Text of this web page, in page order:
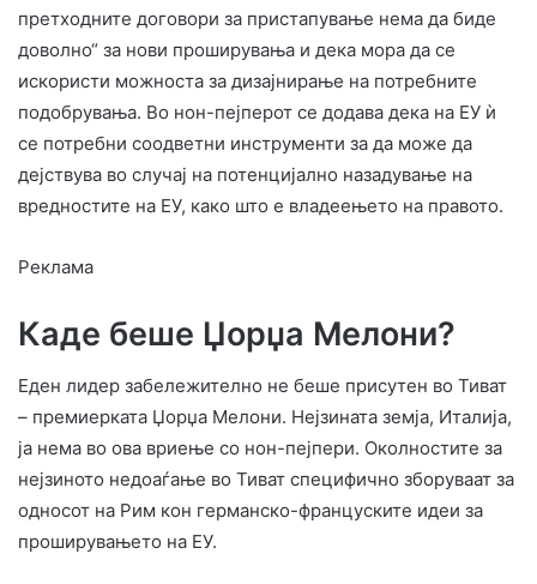
претходните договори за пристапување нема да биде
доволно“ за нови проширувања и дека мора да се
искористи можноста за дизајнирање на потребните
подобрувања. Во нон-пејперот се додава дека на ЕУ ѝ
се потребни соодветни инструменти за да може да
дејствува во случај на потенцијално назадување на
вредностите на ЕУ, како што е владеењето на правото.
Реклама
Каде беше Џорџа Мелони?
Еден лидер забележително не беше присутен во Тиват
– премиерката Џорџа Мелони. Нејзината земја, Италија,
ја нема во ова вриење со нон-пејпери. Околностите за
нејзиното недоаѓање во Тиват специфично зборуваат за
односот на Рим кон германско-француските идеи за
проширувањето на ЕУ.